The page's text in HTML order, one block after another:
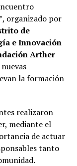
, organizado por
de
e Innovación
Arther
la formación
realizaron
mediante el
de actuar
tanto